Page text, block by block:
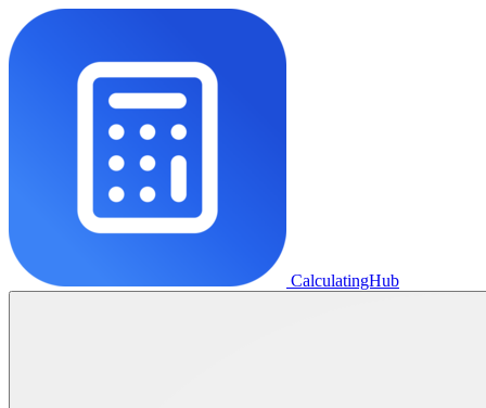
CalculatingHub